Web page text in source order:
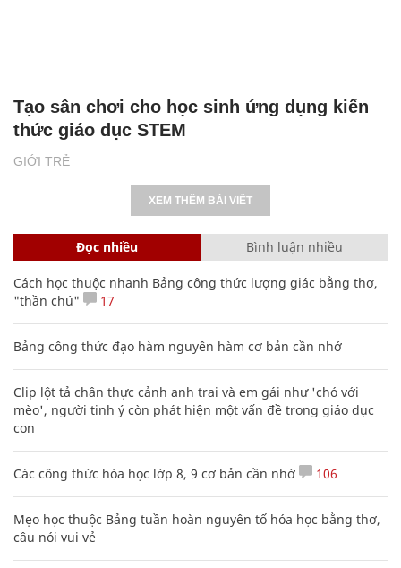
GIỚI TRẺ
Tạo sân chơi cho học sinh ứng dụng kiến
thức giáo dục STEM
XEM THÊM BÀI VIẾT
Đọc nhiều Bình luận nhiều
Cách học thuộc nhanh Bảng công thức lượng giác bằng thơ,
"thần chú"
17
Bảng công thức đạo hàm nguyên hàm cơ bản cần nhớ
Clip lột tả chân thực cảnh anh trai và em gái như 'chó với
mèo', người tinh ý còn phát hiện một vấn đề trong giáo dục
con
Các công thức hóa học lớp 8, 9 cơ bản cần nhớ 106
Mẹo học thuộc Bảng tuần hoàn nguyên tố hóa học bằng thơ,
câu nói vui vẻ